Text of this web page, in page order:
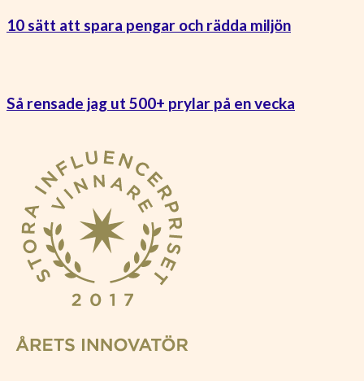
10 sätt att spara pengar och rädda miljön
Så rensade jag ut 500+ prylar på en vecka